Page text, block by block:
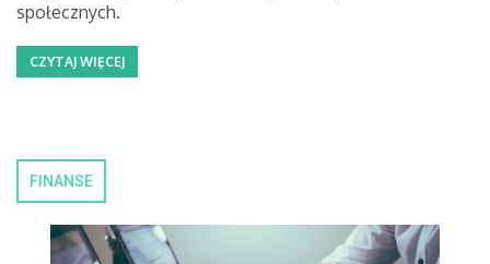
społecznych.
CZYTAJ WIĘCEJ
FINANSE